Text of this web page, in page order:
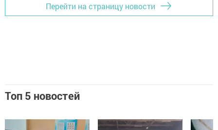
Перейти на страницу новости
Топ 5 новостей